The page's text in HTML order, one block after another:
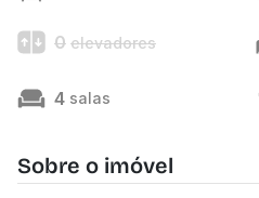
0 elevadores
4 salas
Sobre o imóvel